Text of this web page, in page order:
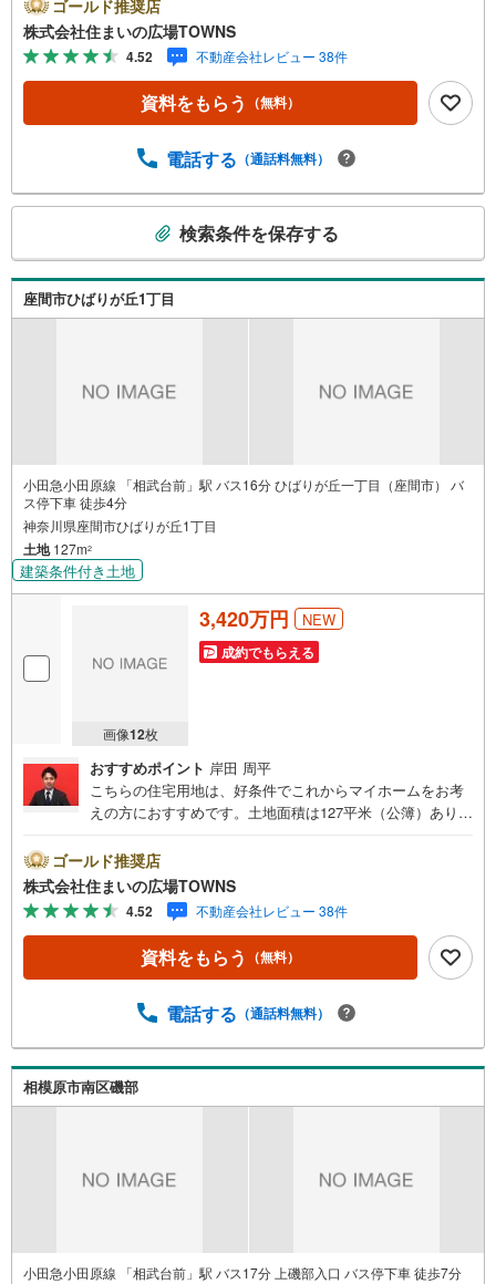
容積率・高さ制限が緩いのが第一種住居地域です。【年中
無休/9:00～21:00】人気物件は特にお問い合わせが集中す
るため、お早めにお電話下さい。「室内・現地を見学す
る」ボタンよりご予約頂くとご見学がスムーズです。■その
他、各種ご相談も承っております。○住宅ローンのご相談○
らお客様へ経験豊富なスタッフが親身になってお客様に合
てご紹介可能ですのでお気軽にお問い合わせ下さい♪駐車
場もございますので、お車でのお越しも大歓迎です！
ゴールド推奨店
株式会社住まいの広場TOWNS
4.52 不動産会社レビュー 38件
資料をもらう （無料）
電話する （通話料無料）
検
索
条
受
け
取
る
・
条
マ
イ
保
す
る
検索条件を保存する
座間市ひばりが丘1丁目
小田急小田原線 「相武台前」駅 バス16分 ひばりが丘一丁目（座間市） バ
ス停下車 徒歩4分
神奈川県座間市ひばりが丘1丁目
土地127m2
建築条件付き土地
画像12枚
3,420万円 NEW
成約でもらえる
おすすめポイント 岸田 周平
こちらの住宅用地は、好条件でこれからマイホームをお考
えの方におすすめです。土地面積は127平米（公簿）ありま
している第一種高層住居専用地域では、中規模な公共住
宅、病院、大学と中規模店舗を建設することができます。
こちらの売地はニーズも高い土地です。【年中無休/9:00～
21:00】人気物件は特にお問い合わせが集中するため、お早
めにお電話下さい。「室内・現地を見学する」ボタンより
ご予約頂くとご見学がスムーズです。■その他、各種ご相談
シミュレーション■住まいの広場TOWNSからお客様へ経験
介させて頂きます！ /他社様掲載物件も併せてご紹介可能で
すのでお気軽にお問い合わせ下さい♪駐車場もございます
ので、お車でのお越しも大歓迎です！
ゴールド推奨店
株式会社住まいの広場TOWNS
4.52 不動産会社レビュー 38件
資料をもらう （無料）
電話する （通話料無料）
相模原市南区磯部
小田急小田原線 「相武台前」駅 バス17分 上磯部入口 バス停下車 徒歩7分